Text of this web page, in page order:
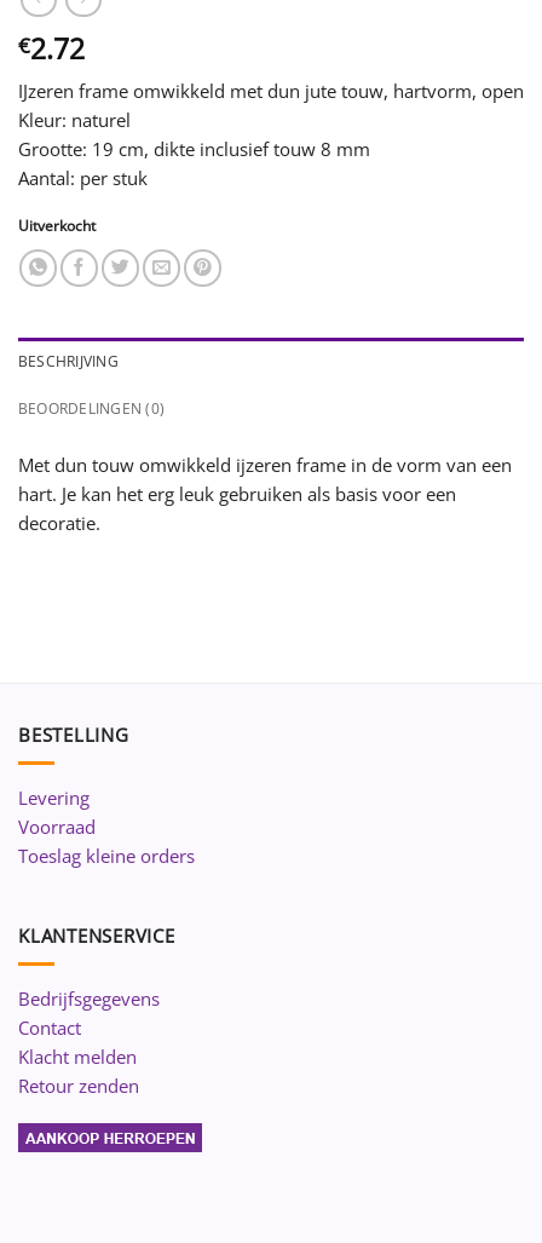
€2.72
IJzeren frame omwikkeld met dun jute touw, hartvorm, open
Kleur: naturel
Grootte: 19 cm, dikte inclusief touw 8 mm
Aantal: per stuk
Uitverkocht
BESCHRIJVING
BEOORDELINGEN (0)
Met dun touw omwikkeld ijzeren frame in de vorm van een
hart. Je kan het erg leuk gebruiken als basis voor een
decoratie.
BESTELLING
Levering
Voorraad
Toeslag kleine orders
KLANTENSERVICE
Bedrijfsgegevens
Contact
Klacht melden
Retour zenden